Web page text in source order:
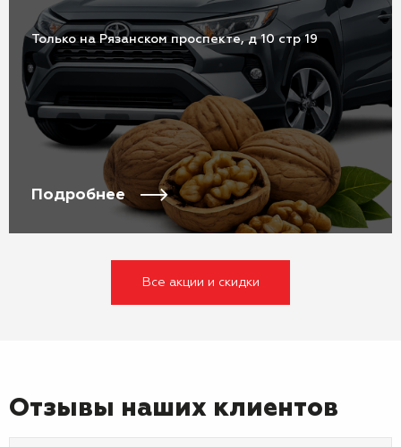
Только на Рязанском проспекте, д 10 стр 19
Подробнее
Все акции и скидки
Отзывы наших клиентов